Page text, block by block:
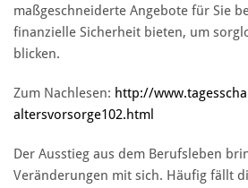
maßgeschneiderte Angebote für Sie
finanzielle Sicherheit bieten, um
blicken.
Zum Nachlesen: http://
altersvorsorge102.html
Der Ausstieg aus dem Berufsleben
Veränderungen mit sich. Häufig fällt